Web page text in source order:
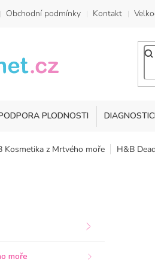
Obchodní podmínky Kontakt
PLODNOSTI
Kosmetika z Mrtvého moře H&B
moře